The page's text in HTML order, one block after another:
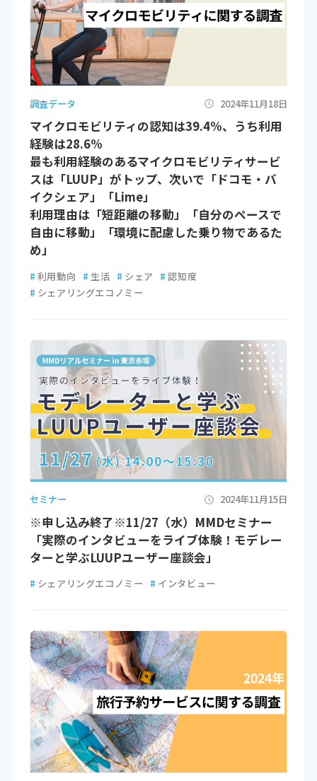
調査データ 2024年11月18日
マイクロモビリティの認知は39.4%、うち利用
経験は28.6%
最も利用経験のあるマイクロモビリティサービ
スは「LUUP」がトップ、次いで「ドコモ・バ
イクシェア」「Lime」
利用理由は「短距離の移動」「自分のペースで
自由に移動」「環境に配慮した乗り物であるた
め」
# 利用動向 # 生活 # シェア # 認知度
# シェアリングエコノミー
セミナー 2024年11月15日
※申し込み終了※11/27（水）MMDセミナー
「実際のインタビューをライブ体験！モデレー
ターと学ぶLUUPユーザー座談会」
# シェアリングエコノミー # インタビュー